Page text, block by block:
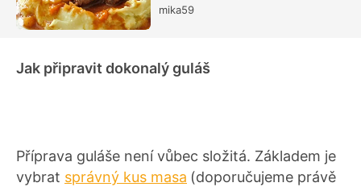
mika59
Jak připravit dokonalý guláš
Příprava guláše není vůbec složitá. Základem je
vybrat správný kus masa (doporučujeme právě